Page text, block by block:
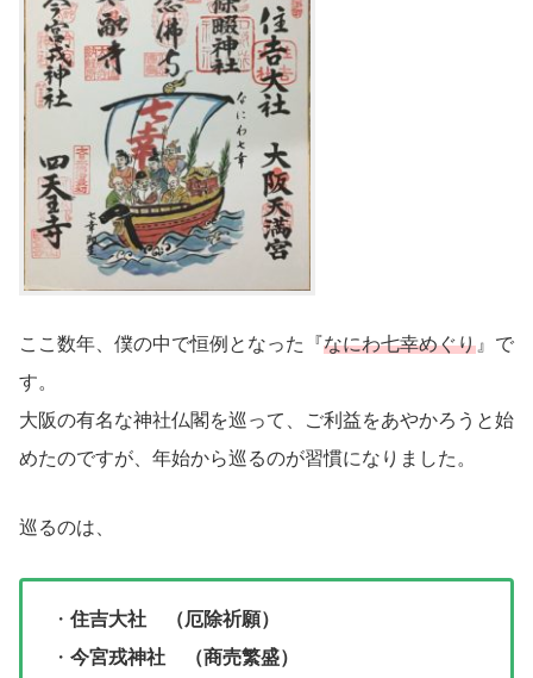
ここ数年、僕の中で恒例となった『 なにわ七幸めぐり』で
す。
大阪の有名な神社仏閣を巡って、ご利益をあやかろうと始
めたのですが、年始から巡るのが習慣になりました。
巡るのは、
・ 住吉大社 （厄除祈願）
・ 今宮戎神社 （商売繁盛）